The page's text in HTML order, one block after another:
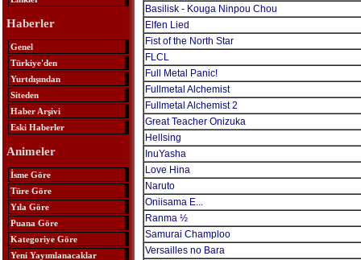
Haberler
Genel
Türkiye'den
Yurtdışından
Siteden
Haber Arşivi
Eski Haberler
Animeler
İsme Göre
Türe Göre
Yıla Göre
Puana Göre
Kategoriye Göre
Yeni Yayımlanacaklar
Basilisk - Kouga Ninpou Chou
Elfen Lied
Fist of the North Star
FLCL
Full Metal Panic!
Fullmetal Alchemist
Fullmetal Alchemist 2
Great Teacher Onizuka
Hellsing
InuYasha
Love Hina
Naruto
Oniisama E...
Ranma ½
Samurai Champloo
Versailles no Bara